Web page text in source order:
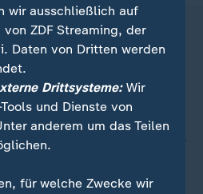
wir ausschließlich auf
ZDF Streaming, der
Daten von Dritten werden
Drittsysteme:Wir
und Dienste von
anderem um das Teilen
für welche Zwecke wir